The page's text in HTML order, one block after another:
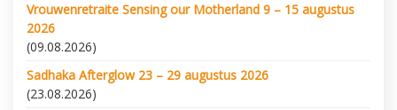
Vrouwenretraite Sensing our Motherland 9 – 15 augustus
2026
(09.08.2026)
Sadhaka Afterglow 23 – 29 augustus 2026
(23.08.2026)